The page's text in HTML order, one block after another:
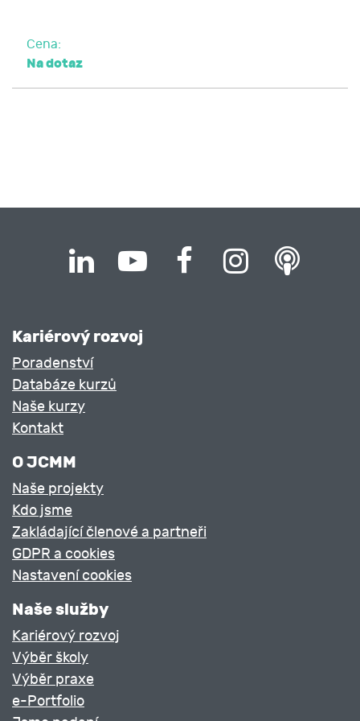
Cena:
Na dotaz
Kariérový rozvoj
Poradenství
Databáze kurzů
Naše kurzy
Kontakt
O JCMM
Naše projekty
Kdo jsme
Zakládající členové a partneři
GDPR a cookies
Nastavení cookies
Naše služby
Kariérový rozvoj
Výběr školy
Výběr praxe
e-Portfolio